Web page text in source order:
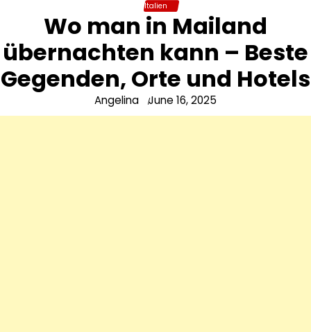
Italien
Wo man in Mailand
übernachten kann – Beste
Gegenden, Orte und Hotels
Angelina June 16, 2025